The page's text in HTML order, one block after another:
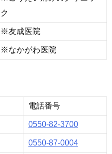
ク
※友成医院
※なかがわ医院
電話番号
0550-82-3700
0550-87-0004